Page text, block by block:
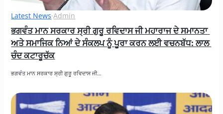
Latest News·Admin
ਭਗਵੰਤ ਮਾਨ ਸਰਕਾਰ ਸ੍ਰੀ ਗੁਰੂ ਰਵਿਦਾਸ ਜੀ ਮਹਾਰਾਜ ਦੇ ਸਮਾਨਤਾ
ਅਤੇ ਸਮਾਜਿਕ ਨਿਆਂ ਦੇ ਸੰਕਲਪ ਨੂੰ ਪੂਰਾ ਕਰਨ ਲਈ ਵਚਨਬੱਧ: ਲਾਲ
ਚੰਦ ਕਟਾਰੂਚੱਕ
ਭਗਵੰਤ ਮਾਨ ਸਰਕਾਰ ਸ੍ਰੀ ਗੁਰੂ ਰਵਿਦਾਸ ਜੀ…